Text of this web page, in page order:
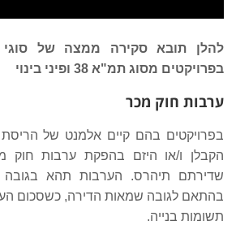
להלן תובא סקירה ממצה של סוגי
בפרויקטים מסוג תמ"א 38 ופיני בינוי
ערבות חוק מכר
בפרויקטים בהם קיים אלמנט של
הקבלן ו/או היזם בהפקת ערבות חוק
שדירתם תיהרס. הערבות תהא בגובה
בהתאם לגובה שמאות הדירה, כשסכום
תשומות בנייה.